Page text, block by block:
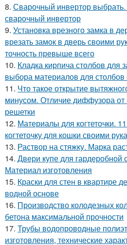
8. Сварочный инвертор
сварочный инвертор
9. Установка врезного замка в
врезать замок в дверь своими
точность превыше всего
10. Кладка кирпича столбов для
выбора материалов для столбов
11. Что такое открытие
минусом. Отличие диффузора от
решетки
12. Материалы для когтеточки.
когтеточку для кошки своими
13. Раствор на стяжку. Марка
14. Двери купе для гардеробной
Материал изготовления
15. Краски для стен в квартире
водной основе
16. Производство колодезных
бетона максимальной прочности
17. Трубы водопроводные
изготовления, технические